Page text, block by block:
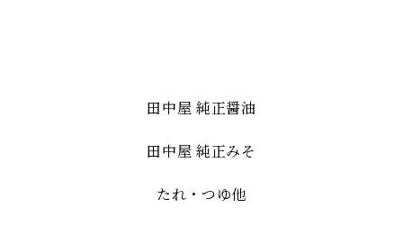
田中屋 純正醤油
田中屋 純正みそ
たれ・つゆ他